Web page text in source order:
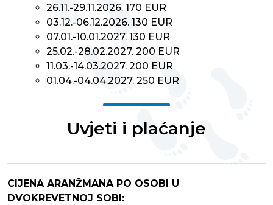
26.11.-29.11.2026. 170 EUR
03.12.-06.12.2026. 130 EUR
07.01.-10.01.2027. 130 EUR
25.02.-28.02.2027. 200 EUR
11.03.-14.03.2027. 200 EUR
01.04.-04.04.2027. 250 EUR
Uvjeti i plaćanje
CIJENA ARANŽMANA PO OSOBI U
DVOKREVETNOJ SOBI: